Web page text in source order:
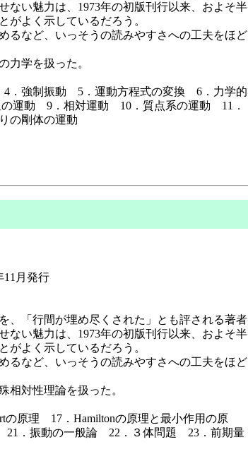
ない魅力は、1973年の初版刊行以来、およそ半
がよく示しているだろう。
など、いっそうの読みやすさへの工夫をほど
力学を扱った。
強制振動 5．運動方程式の変換 6．力学的
運動 9．相対運動 10．質点系の運動 11．
の剛体の運動
11月発行
「行間が埋め尽くされた」とも評される著者
ない魅力は、1973年の初版刊行以来、およそ半
がよく示しているだろう。
など、いっそうの読みやすさへの工夫をほど
対性理論を扱った。
原理 17．Hamiltonの原理と最小作用の原
．振動の一般論 22．３体問題 23．前期量